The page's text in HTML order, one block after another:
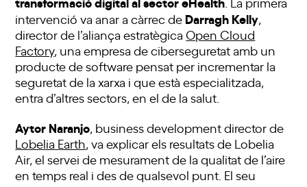
intervenció va anar a càrrec de Darragh Kelly
director de l’aliança estratègicaOpen Cloud
Factory, una empresa de ciberseguretat amb un
producte de software pensat per incrementar la
seguretat de la xarxa i que està especialitzada,
entra d’altres sectors, en el de la salut.
Aytor Naranjo , business development director de
Lobelia Earth , va explicar els resultats de Lobelia
Air, el servei de mesurament de la qualitat de l’aire
en temps real i des de qualsevol punt. El seu